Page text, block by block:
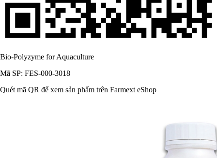
Bio-Polyzyme for Aquaculture
Mã SP: FES-000-3018
Quét mã QR để xem sản phẩm trên Farmext eShop